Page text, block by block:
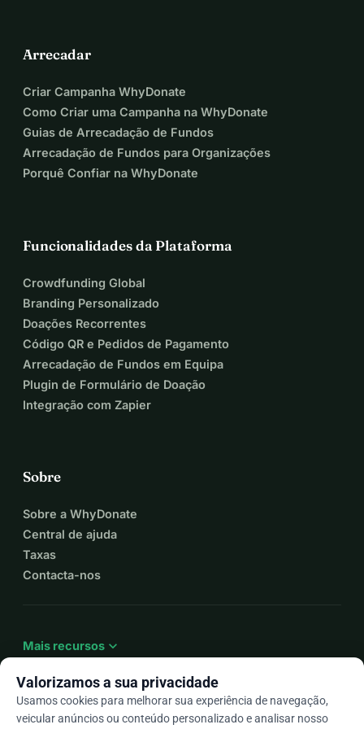
Arrecadar
Criar Campanha WhyDonate
Como Criar uma Campanha na WhyDonate
Guias de Arrecadação de Fundos
Arrecadação de Fundos para Organizações
Porquê Confiar na WhyDonate
Funcionalidades da Plataforma
Crowdfunding Global
Branding Personalizado
Doações Recorrentes
Código QR e Pedidos de Pagamento
Arrecadação de Fundos em Equipa
Plugin de Formulário de Doação
Integração com Zapier
Sobre
Sobre a WhyDonate
Central de ajuda
Taxas
Contacta-nos
Mais recursos expand_more
Valorizamos a sua privacidade
Usamos cookies para melhorar sua experiência de navegação,
veicular anúncios ou conteúdo personalizado e analisar nosso